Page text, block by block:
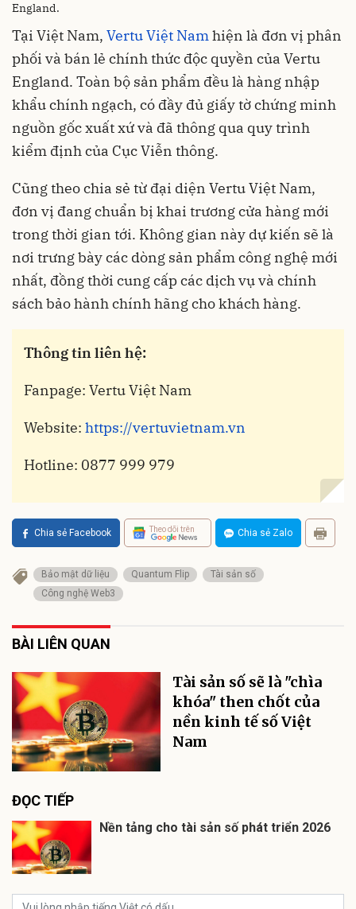
England.
Tại Việt Nam, Vertu Việt Namhiện là đơn vị phân
phối và bán lẻ chính thức độc quyền của Vertu
England. Toàn bộ sản phẩm đều là hàng nhập
khẩu chính ngạch, có đầy đủ giấy tờ chứng minh
nguồn gốc xuất xứ và đã thông qua quy trình
kiểm định của Cục Viễn thông.
Cũng theo chia sẻ từ đại diện Vertu Việt Nam,
đơn vị đang chuẩn bị khai trương cửa hàng mới
trong thời gian tới. Không gian này dự kiến sẽ là
nơi trưng bày các dòng sản phẩm công nghệ mới
nhất, đồng thời cung cấp các dịch vụ và chính
sách bảo hành chính hãng cho khách hàng.
Thông tin liên hệ:
Fanpage: Vertu Việt Nam
Website: https://vertuvietnam.vn
Hotline: 0877 999 979
Chia sẻ Facebook Theo dõi trên Chia sẻ Zalo
Bảo mật dữ liệu Quantum Flip
Tài sản số
Công nghệ Web3
BÀI LIÊN QUAN
Tài sản số sẽ là "chìa
khóa" then chốt của
nền kinh tế số Việt
Nam
ĐỌC TIẾP
Nền tảng cho tài sản số phát triển 2026